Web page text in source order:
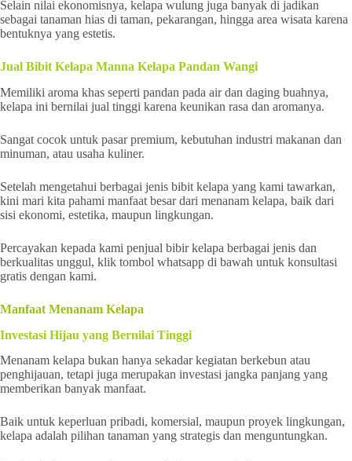
Selain nilai ekonomisnya, kelapa wulung juga banyak di jadikan
sebagai tanaman hias di taman, pekarangan, hingga area wisata karena
bentuknya yang estetis.
Jual Bibit Kelapa Manna Kelapa Pandan Wangi
Memiliki aroma khas seperti pandan pada air dan daging buahnya,
kelapa ini bernilai jual tinggi karena keunikan rasa dan aromanya.
Sangat cocok untuk pasar premium, kebutuhan industri makanan dan
minuman, atau usaha kuliner.
Setelah mengetahui berbagai jenis bibit kelapa yang kami tawarkan,
kini mari kita pahami manfaat besar dari menanam kelapa, baik dari
sisi ekonomi, estetika, maupun lingkungan.
Percayakan kepada kami penjual bibir kelapa berbagai jenis dan
berkualitas unggul, klik tombol whatsapp di bawah untuk konsultasi
gratis dengan kami.
Manfaat Menanam Kelapa
Investasi Hijau yang Bernilai Tinggi
Menanam kelapa bukan hanya sekadar kegiatan berkebun atau
penghijauan, tetapi juga merupakan investasi jangka panjang yang
memberikan banyak manfaat.
Baik untuk keperluan pribadi, komersial, maupun proyek lingkungan,
kelapa adalah pilihan tanaman yang strategis dan menguntungkan.